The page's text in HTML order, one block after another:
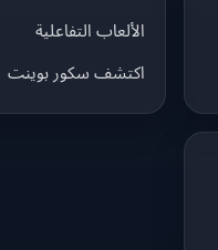
الألعاب التفاعلية
اكتشف سكور بوينت